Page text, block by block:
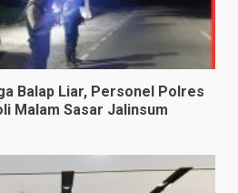
Balap Liar, Personel Polres
Malam Sasar Jalinsum